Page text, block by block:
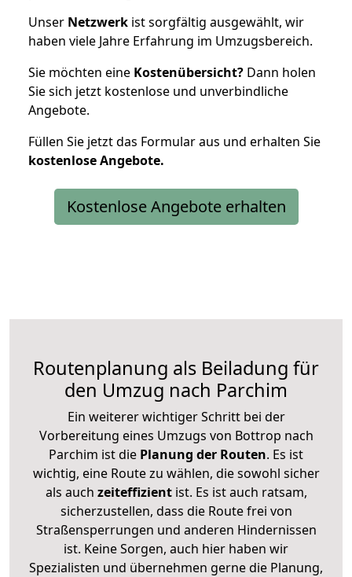
Unser Netzwerk ist sorgfältig ausgewählt, wir
haben viele Jahre Erfahrung im Umzugsbereich.
Sie möchten eine Kostenübersicht? Dann holen
Sie sich jetzt kostenlose und unverbindliche
Angebote.
Füllen Sie jetzt das Formular aus und erhalten Sie
kostenloseAngebote.
Kostenlose Angebote erhalten
Routenplanung als Beiladung für
den Umzug nach Parchim
Ein weiterer wichtiger Schritt bei der
Vorbereitung eines Umzugs von Bottrop nach
Parchim ist die Planung der Routen. Es ist
wichtig, eine Route zu wählen, die sowohl sicher
als auch zeiteffizientist. Es ist auch ratsam,
sicherzustellen, dass die Route frei von
Straßensperrungen und anderen Hindernissen
ist. Keine Sorgen, auch hier haben wir
Spezialisten und übernehmen gerne die Planung,